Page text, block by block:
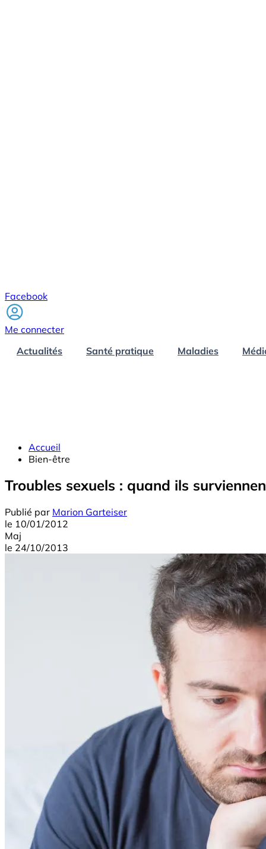
Facebook
Me connecter
Actualités
Santé pratique Maladies
Accueil
Bien-être
Troubles sexuels : quand ils
Publié par Marion Garteiser
le 10/01/2012
Maj
le 24/10/2013